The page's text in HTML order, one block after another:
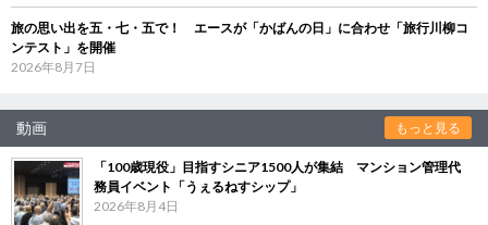
旅の思い出を五・七・五で！ エースが「かばんの日」に合わせ「旅行川柳コ
ンテスト」を開催
2026年8月7日
動画 もっと見る
「100歳現役」目指すシニア1500人が集結 マンション管理代
務員イベント「うぇるねすシップ」
2026年8月4日